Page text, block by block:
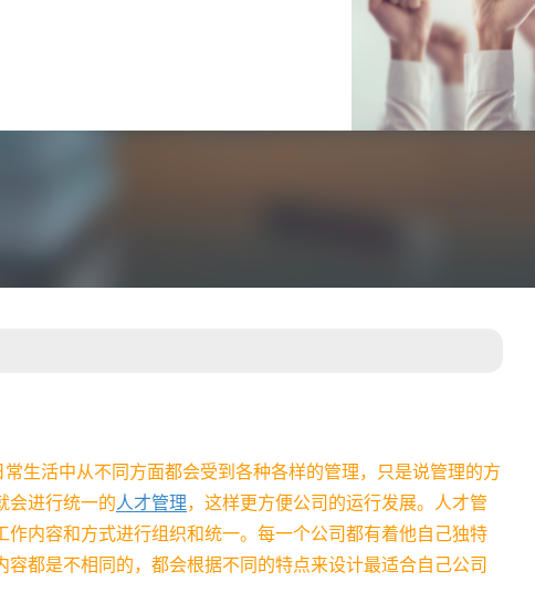
生活中从不同方面都会受到各种各样的管理，只是说管理的方
会进行统一的人才管理，这样更方便公司的运行发展。人才管
内容和方式进行组织和统一。每一个公司都有着他自己独特
都是不相同的，都会根据不同的特点来设计最适合自己公司